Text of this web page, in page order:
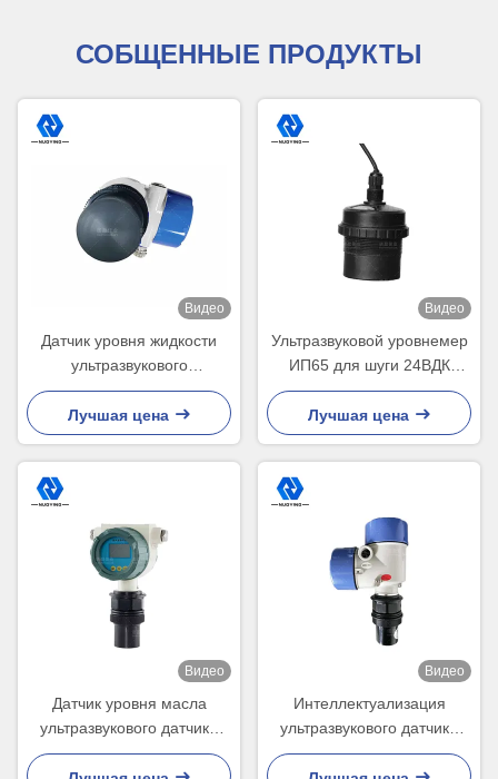
СОБЩЕННЫЕ ПРОДУКТЫ
Видео
Датчик уровня жидкости
ультразвукового
передатчика 20м уровня
ПВК высокая точность
ультразвукового
жидкостного
Лучшая цена
Видео
Ультразвуковой уровнемер
ИП65 для шуги 24ВДК
безуходный
Лучшая цена
Видео
Датчик уровня масла
ультразвукового датчика
уровня озера
Видео
Интеллектуализация
ультразвукового датчика
уровня ИП65 с дисплеем